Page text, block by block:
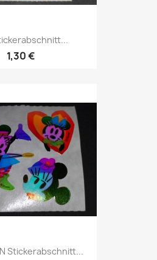
1,30 €
Stickerabschnitt...